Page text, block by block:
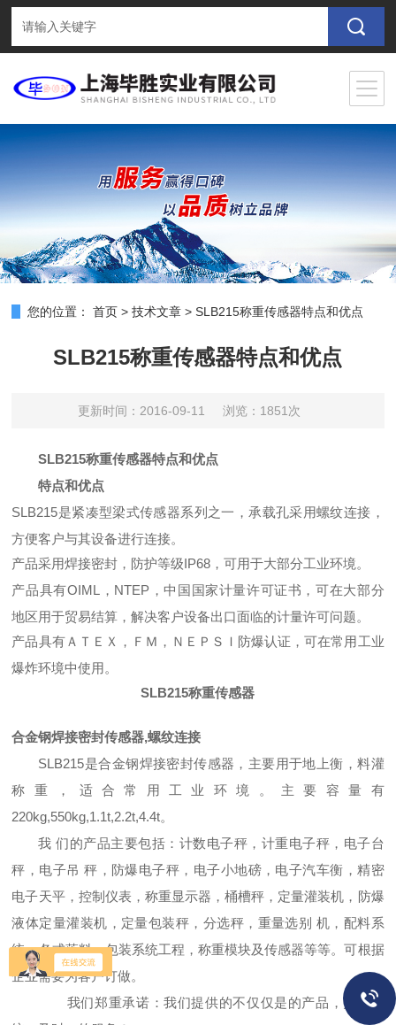
您的位置： 首页 >技术文章 >SLB215称重传感器特点和优点
SLB215称重传感器特点和优点
更新时间：2016-09-11 浏览：1851次
SLB215称重传感器特点和优点
特点和优点
SLB215是紧凑型梁式传感器系列之一，承载孔采用螺纹连接，
方便客户与其设备进行连接。
产品采用焊接密封，防护等级IP68，可用于大部分工业环境。
产品具有OIML，NTEP，中国国家计量许可证书，可在大部分
地区用于贸易结算，解决客户设备出口面临的计量许可问题。
产品具有ＡＴＥＸ，ＦＭ，ＮＥＰＳＩ防爆认证，可在常用工业
爆炸环境中使用。
SLB215称重传感器
合金钢焊接密封传感器,螺纹连接
SLB215是合金钢焊接密封传感器，主要用于地上衡，料灌
称重，适合常用工业环境。主要容量有
220kg,550kg,1.1t,2.2t,4.4t。
我 们的产品主要包括：计数电子秤，计重电子秤，电子台
秤，电子吊 秤，防爆电子秤，电子小地磅，电子汽车衡，精密
电子天平，控制仪表，称重显示器，桶槽秤，定量灌装机，防爆
液体定量灌装机，定量包装秤，分选秤，重量选别 机，配料系
统，各式落料，包装系统工程，称重模块及传感器等等。可根据
企业需要为客户订做。
我们郑重承诺：我们提供的不仅仅是的产品，更是系